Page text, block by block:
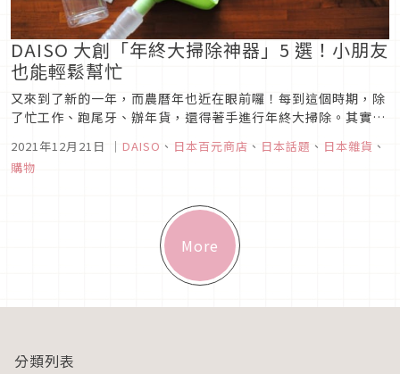
DAISO 大創「年終大掃除神器」5 選！小朋友
也能輕鬆幫忙
又來到了新的一年，而農曆年也近在眼前囉！每到這個時期，除
了忙工作、跑尾牙、辦年貨，還得著手進行年終大掃除。其實只
重點，選對掃除用品，就能夠「輕鬆、快速」完成大掃除囉！所
以這次就要來為各位介紹 DAISO 大創的推薦掃除用品，讓各位
2021年12月21日 ｜ DAISO 、 日本百元商店 、 日本話題 、 日本雜貨 、
購物
More
分類列表